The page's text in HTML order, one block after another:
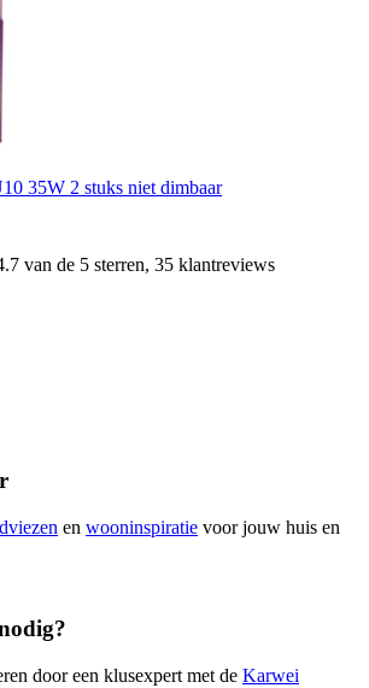
35W 2 stuks niet dimbaar
van de 5 sterren, 35 klantreviews
en wooninspiratie voor jouw huis en
door een klusexpert met de Karwei